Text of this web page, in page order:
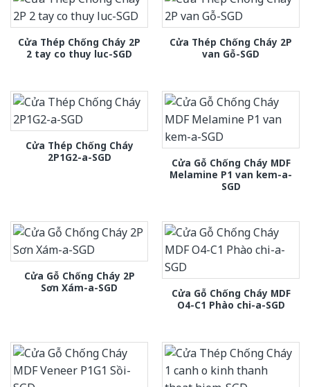
Cửa Thép Chống Cháy 2P
2 tay co thuy luc-SGD
Cửa Thép Chống Cháy 2P
van Gỗ-SGD
Cửa Thép Chống Cháy
2P1G2-a-SGD
Cửa Gỗ Chống Cháy MDF
Melamine P1 van kem-a-
SGD
Cửa Gỗ Chống Cháy 2P
Sơn Xám-a-SGD
Cửa Gỗ Chống Cháy MDF
O4-C1 Phào chi-a-SGD